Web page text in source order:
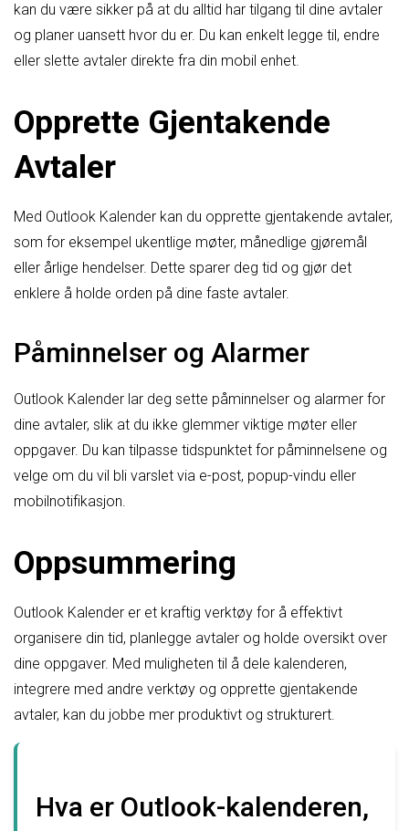
kan du være sikker på at du alltid har tilgang til dine avtaler
og planer uansett hvor du er. Du kan enkelt legge til, endre
eller slette avtaler direkte fra din mobil enhet.
Opprette Gjentakende
Avtaler
Med Outlook Kalender kan du opprette gjentakende avtaler,
som for eksempel ukentlige møter, månedlige gjøremål
eller årlige hendelser. Dette sparer deg tid og gjør det
enklere å holde orden på dine faste avtaler.
Påminnelser og Alarmer
Outlook Kalender lar deg sette påminnelser og alarmer for
dine avtaler, slik at du ikke glemmer viktige møter eller
oppgaver. Du kan tilpasse tidspunktet for påminnelsene og
velge om du vil bli varslet via e-post, popup-vindu eller
mobilnotifikasjon.
Oppsummering
Outlook Kalender er et kraftig verktøy for å effektivt
organisere din tid, planlegge avtaler og holde oversikt over
dine oppgaver. Med muligheten til å dele kalenderen,
integrere med andre verktøy og opprette gjentakende
avtaler, kan du jobbe mer produktivt og strukturert.
Hva er Outlook-kalenderen,